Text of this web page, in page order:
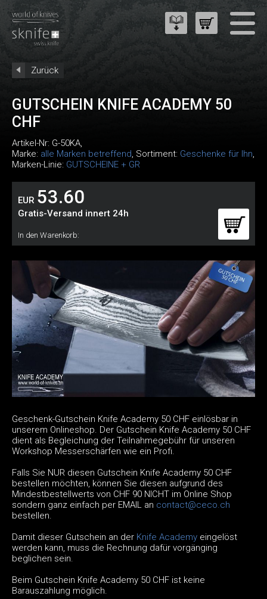
Zurück
GUTSCHEIN KNIFE ACADEMY 50
CHF
Artikel-Nr: G-50KA,
Marke: alle Marken betreffend, Sortiment: Geschenke für Ihn,
Marken-Linie: GUTSCHEINE + GR
EUR 53.60
Gratis-Versand innert 24h
In den Warenkorb:
Geschenk-Gutschein Knife Academy 50 CHF einlösbar in
unserem Onlineshop. Der Gutschein Knife Academy 50 CHF
dient als Begleichung der Teilnahmegebühr für unseren
Workshop Messerschärfen wie ein Profi.
Falls Sie NUR diesen Gutschein Knife Academy 50 CHF
bestellen möchten, können Sie diesen aufgrund des
Mindestbestellwerts von CHF 90 NICHT im Online Shop
sondern ganz einfach per EMAIL an contact@ceco.ch
bestellen.
Damit dieser Gutschein an der Knife Academy eingelöst
werden kann, muss die Rechnung dafür vorgänging
beglichen sein.
Beim Gutschein Knife Academy 50 CHF ist keine
Barauszahlung möglich.